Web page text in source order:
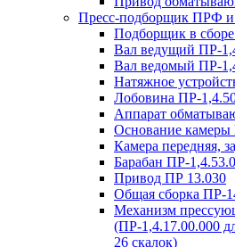
Пресс-подборщик ПРФ
Подборщик в
Вал ведущий ПР-
Вал ведомый ПР-
Натяжное
Лобовина ПР-
Аппарат
Основание камеры
Камера передняя,
Барабан ПР-
Привод ПР 13.030
Общая сборка ПР-
Механизм
(ПР-1,4.17.00.000
26 скалок)